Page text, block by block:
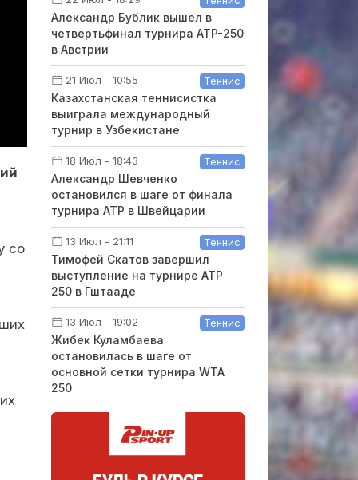
со
Александр Бублик вышел в
четвертьфинал турнира ATP-250
в Австрии
21 Июл - 10:55 Теннис
Казахстанская теннисистка
выиграла международный
турнир в Узбекистане
18 Июл - 18:43 Теннис
Александр Шевченко
остановился в шаге от финала
турнира ATP в Швейцарии
13 Июл - 21:11 Теннис
Тимофей Скатов завершил
выступление на турнире ATP
250 в Гштааде
13 Июл - 19:02 Теннис
Жибек Куламбаева
остановилась в шаге от
основной сетки турнира WTA
250